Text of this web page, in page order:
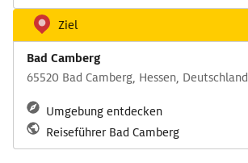
Ziel
Bad Camberg
65520 Bad Camberg, Hessen, Deutschland
Umgebung entdecken
Reiseführer Bad Camberg